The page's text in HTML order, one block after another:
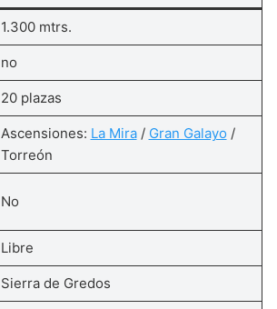
1.300 mtrs.
no
20 plazas
Ascensiones: La Mira/ Gran Galayo /
Torreón
No
Libre
Sierra de Gredos